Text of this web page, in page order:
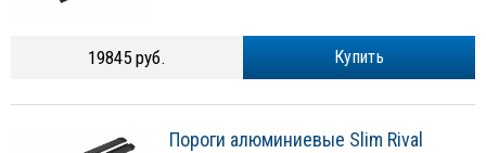
Купить
19845 руб.
Пороги алюминиевые Slim Rival